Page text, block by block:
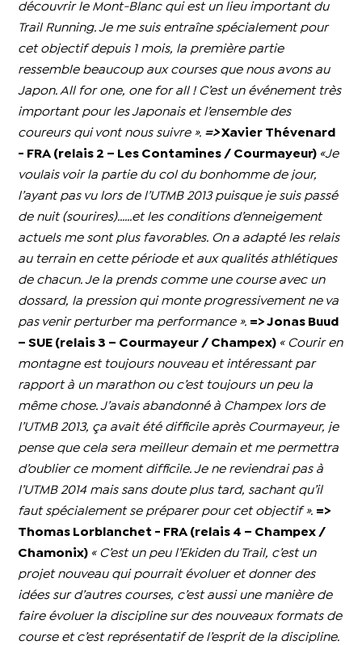
découvrir le Mont-Blanc qui est un lieu important du
Trail Running. Je me suis entraîne spécialement pour
cet objectif depuis 1 mois, la première partie
ressemble beaucoup aux courses que nous avons au
Japon. All for one, one for all ! C’est un événement très
important pour les Japonais et l’ensemble des
coureurs qui vont nous suivre ». =>Xavier Thévenard
- FRA (relais 2 – Les Contamines / Courmayeur) «Je
voulais voir la partie du col du bonhomme de jour,
l’ayant pas vu lors de l’UTMB 2013 puisque je suis passé
de nuit (sourires)......et les conditions d’enneigement
actuels me sont plus favorables. On a adapté les relais
au terrain en cette période et aux qualités athlétiques
de chacun. Je la prends comme une course avec un
dossard, la pression qui monte progressivement ne va
pas venir perturber ma performance ». => Jonas Buud
– SUE (relais 3 – Courmayeur / Champex) « Courir en
montagne est toujours nouveau et intéressant par
rapport à un marathon ou c’est toujours un peu la
même chose. J’avais abandonné à Champex lors de
l’UTMB 2013, ça avait été difficile après Courmayeur, je
pense que cela sera meilleur demain et me permettra
d’oublier ce moment difficile. Je ne reviendrai pas à
l’UTMB 2014 mais sans doute plus tard, sachant qu’il
faut spécialement se préparer pour cet objectif ». =>
Thomas Lorblanchet - FRA (relais 4 – Champex /
Chamonix) « C’est un peu l’Ekiden du Trail, c’est un
projet nouveau qui pourrait évoluer et donner des
idées sur d’autres courses, c’est aussi une manière de
faire évoluer la discipline sur des nouveaux formats de
course et c’est représentatif de l’esprit de la discipline.